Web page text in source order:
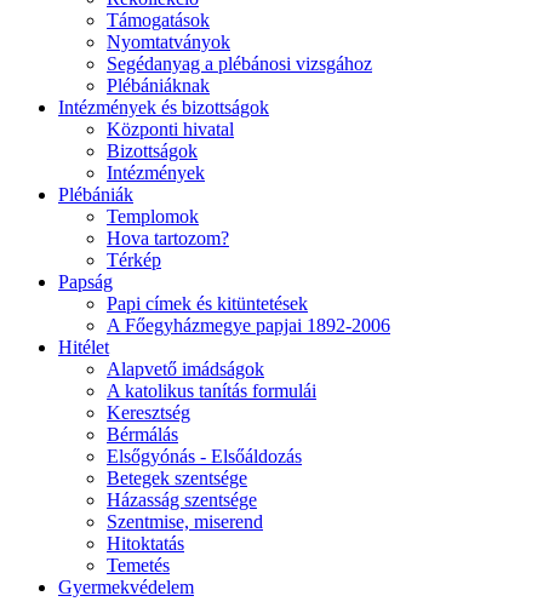
Támogatások
Nyomtatványok
Segédanyag a plébánosi vizsgához
Plébániáknak
Intézmények és bizottságok
Központi hivatal
Bizottságok
Intézmények
Plébániák
Templomok
Hova tartozom?
Térkép
Papság
Papi címek és kitüntetések
A Főegyházmegye papjai 1892-2006
Hitélet
Alapvető imádságok
A katolikus tanítás formulái
Keresztség
Bérmálás
Elsőgyónás - Elsőáldozás
Betegek szentsége
Házasság szentsége
Szentmise, miserend
Hitoktatás
Temetés
Gyermekvédelem